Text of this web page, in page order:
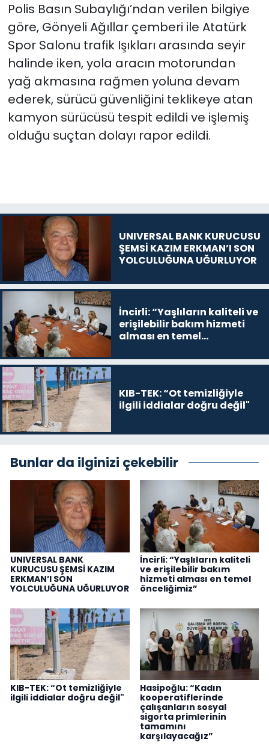
Polis Basın Subaylığı’ndan verilen bilgiye
göre, Gönyeli Ağıllar çemberi ile Atatürk
Spor Salonu trafik Işıkları arasında seyir
halinde iken, yola aracın motorundan
yağ akmasına rağmen yoluna devam
ederek, sürücü güvenliğini teklikeye atan
kamyon sürücüsü tespit edildi ve işlemiş
olduğu suçtan dolayı rapor edildi.
UNIVERSAL BANK KURUCUSU
ŞEMSİ KAZIM ERKMAN’I SON
YOLCULUĞUNA UĞURLUYOR
İncirli: “Yaşlıların kaliteli ve
erişilebilir bakım hizmeti
alması en temel
KIB-TEK: “Ot temizliğiyle
ilgili iddialar doğru değil"
Bunlar da ilginizi çekebilir
UNIVERSAL BANK
KURUCUSU ŞEMSİ KAZIM
ERKMAN’I SON
YOLCULUĞUNA UĞURLUYOR
İncirli: “Yaşlıların kaliteli
ve erişilebilir bakım
hizmeti alması en temel
önceliğimiz”
KIB-TEK: “Ot temizliğiyle
ilgili iddialar doğru değil"
Hasipoğlu: “Kadın
kooperatiflerinde
çalışanların sosyal
sigorta primlerinin
tamamını
karşılayacağız”
TÜRKiYE
Video Galeri
YAŞAM
Yazarlar